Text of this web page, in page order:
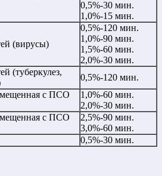
0,5%-30 мин.
1,0%-15 мин.
(вирусы)
0,5%-120 мин.
1,0%-90 мин.
1,5%-60 мин.
2,0%-30 мин.
(туберкулез,
0,5%-120 мин.
с ПСО
1,0%-60 мин.
2,0%-30 мин.
с ПСО
2,5%-90 мин.
3,0%-60 мин.
0,5%-30 мин.